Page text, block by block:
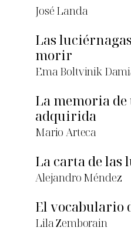
José Landa
Las
morir
Ema Boltvinik
La memoria
adquirida
Mario Arteca
La carta de las
Alejandro Méndez
El vocabulario
Lila Zemborain